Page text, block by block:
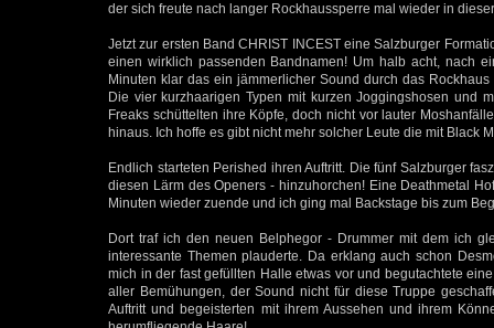
der sich freute nach langer Rockhaussperre mal wieder in
Jetzt zur ersten Band CHRIST INCEST eine Salzburger
einen wirklich passenden Bandnamen! Um halb acht, nach
Minuten klar das ein jämmerlicher Sound durch das
Die vier kurzhaarigen Typen mit kurzen Joggingshosen und
Freaks schüttelten ihre Köpfe, doch nicht vor lauter
hinaus. Ich hoffe es gibt nicht mehr solcher Leute die mit Black
Endlich starteten Perished ihren Auftritt. Die fünf Salzburger
diesen Lärm des Openers - hinzuhorchen! Eine Deathmetal
Minuten wieder zuende und ich ging mal Backstage bis zum
Dort traf ich den neuen Belphegor - Drummer mit dem ich
interessante Themen plauderte. Da erklang auch schon
mich in der fast gefüllten Halle etwas vor und begutachtete
aller Bemühungen, der Sound nicht für diese Truppe
Auftritt und begeisterten mit ihrem Aussehen und ihrem